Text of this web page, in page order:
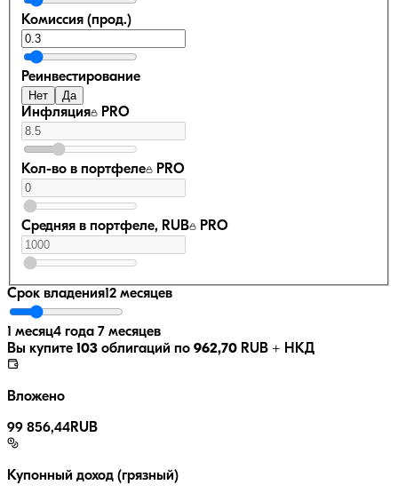
Комиссия (прод.)
Реинвестирование
Нет Да
Инфляция PRO
Кол-во в портфеле PRO
Средняя в портфеле, RUB PRO
Срок владения12 месяцев
1 месяц4 года 7 месяцев
Вы купите 103 облигаций по 962,70 RUB + НКД
Вложено
99 856,44RUB
Купонный доход (грязный)